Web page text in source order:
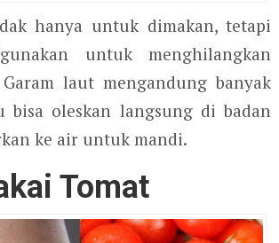
hanya untuk dimakan, tetapi
untuk menghilangkan
laut mengandung banyak
bisa oleskan langsung di badan
ke air untuk mandi.
Tomat